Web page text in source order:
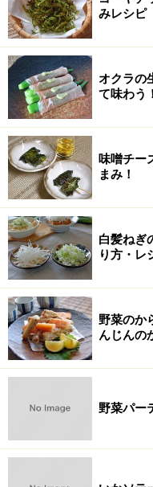
みレシピ
オクラの
て味わう！
味噌チー
まみ！
白髪ねぎ
り方・レ
野菜のか
んじんの
野菜パー